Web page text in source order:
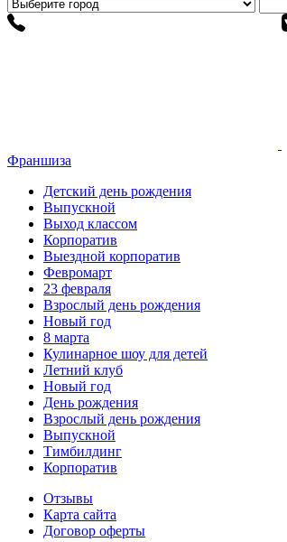
Франшиза
Детский день рождения
Выпускной
Выход классом
Корпоратив
Выездной корпоратив
Февромарт
23 февраля
Взрослый день рождения
Новый год
8 марта
Кулинарное шоу для детей
Летний клуб
Новый год
День рождения
Взрослый день рождения
Выпускной
Тимбилдинг
Корпоратив
Отзывы
Карта сайта
Договор оферты